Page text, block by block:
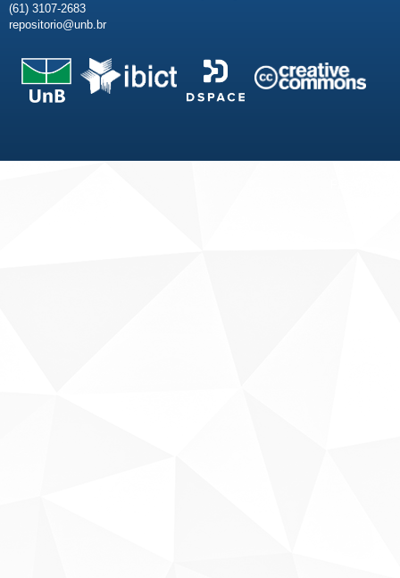
(61) 3107-2683
repositorio@unb.br